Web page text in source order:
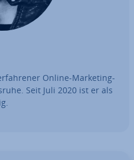
Online-Marketing-
Seit Juli 2020 ist er als